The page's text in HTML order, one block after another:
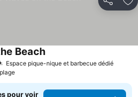
Partager
Espace pique-nique et barbecue dédié
BeachConsulter les prix
pour voir